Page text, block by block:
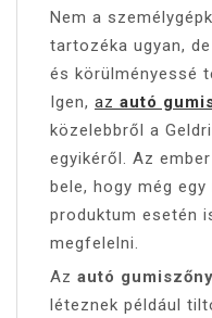
Nem a
tartozéka ugyan,
és körülményessé
Igen, az autó
közelebbről a
egyikéről. Az
bele, hogy még
produktum esetén
megfelelni.
Az autó
léteznek például